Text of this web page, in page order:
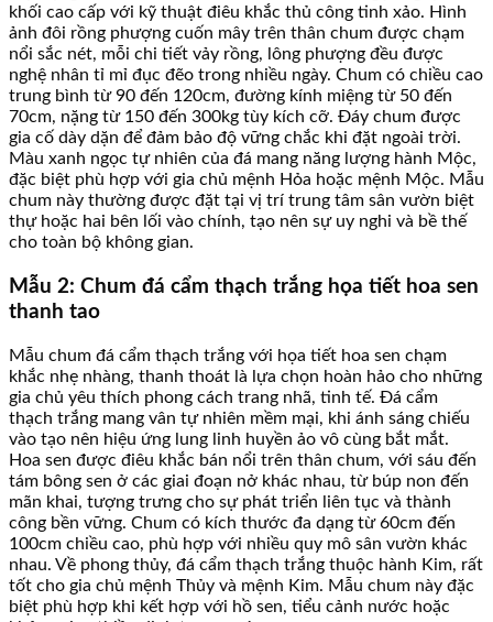
khối cao cấp với kỹ thuật điêu khắc thủ công tinh xảo. Hình
ảnh đôi rồng phượng cuốn mây trên thân chum được chạm
nổi sắc nét, mỗi chi tiết vảy rồng, lông phượng đều được
nghệ nhân tỉ mỉ đục đẽo trong nhiều ngày. Chum có chiều cao
trung bình từ 90 đến 120cm, đường kính miệng từ 50 đến
70cm, nặng từ 150 đến 300kg tùy kích cỡ. Đáy chum được
gia cố dày dặn để đảm bảo độ vững chắc khi đặt ngoài trời.
Màu xanh ngọc tự nhiên của đá mang năng lượng hành Mộc,
đặc biệt phù hợp với gia chủ mệnh Hỏa hoặc mệnh Mộc. Mẫu
chum này thường được đặt tại vị trí trung tâm sân vườn biệt
thự hoặc hai bên lối vào chính, tạo nên sự uy nghi và bề thế
cho toàn bộ không gian.
Mẫu 2: Chum đá cẩm thạch trắng họa tiết hoa sen
thanh tao
Mẫu chum đá cẩm thạch trắng với họa tiết hoa sen chạm
khắc nhẹ nhàng, thanh thoát là lựa chọn hoàn hảo cho những
gia chủ yêu thích phong cách trang nhã, tinh tế. Đá cẩm
thạch trắng mang vân tự nhiên mềm mại, khi ánh sáng chiếu
vào tạo nên hiệu ứng lung linh huyền ảo vô cùng bắt mắt.
Hoa sen được điêu khắc bán nổi trên thân chum, với sáu đến
tám bông sen ở các giai đoạn nở khác nhau, từ búp non đến
mãn khai, tượng trưng cho sự phát triển liên tục và thành
công bền vững. Chum có kích thước đa dạng từ 60cm đến
100cm chiều cao, phù hợp với nhiều quy mô sân vườn khác
nhau. Về phong thủy, đá cẩm thạch trắng thuộc hành Kim, rất
tốt cho gia chủ mệnh Thủy và mệnh Kim. Mẫu chum này đặc
biệt phù hợp khi kết hợp với hồ sen, tiểu cảnh nước hoặc